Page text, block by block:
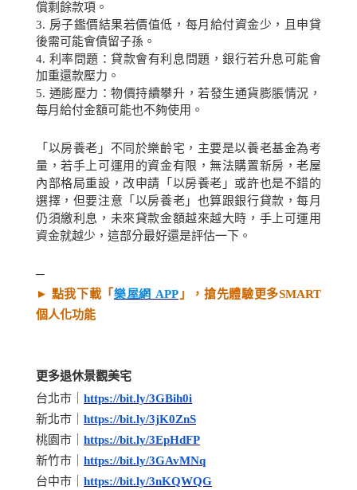
償剩餘款項。
3. 房子鑑價結果若價值低，每月給付資金少，且申貸
後需可能會債留子孫。
4. 利率問題：貸款會有利息問題，銀行若升息可能會
加重還款壓力。
5. 通膨壓力：物價持續攀升，若發生通貨膨脹情況，
每月給付金額可能也不夠使用。
「以房養老」不同於樂齡宅，主要是以養老基金為考
量，若手上可運用的資金有限，無法購置新房，老屋
內部格局重設，改申請「以房養老」或許也是不錯的
選擇，但要注意「以房養老」也算跟銀行貸款，每月
仍須繳利息，未來貸款金額越來越大時，手上可運用
資金就越少，這部分最好還是評估一下。
─
► 點我下載「樂屋網 APP」，搶先體驗更多SMART
個人化功能
更多退休景觀美宅
台北市
https://bit.ly/3GBih0i
新北市｜ https://bit.ly/3jK0ZnS
桃園市｜ https://bit.ly/3EpHdFP
新竹市｜ https://bit.ly/3GAvMNq
台中市｜ https://bit.ly/3nKQWQG